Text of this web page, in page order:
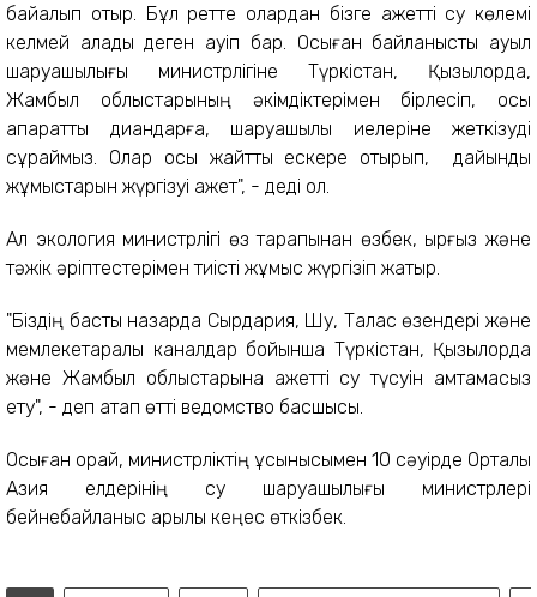
байқалып отыр. Бұл ретте олардан бізге қажетті су көлемі
келмей қалады деген қауіп бар. Осыған байланысты ауыл
шаруашылығы министрлігіне Түркістан, Қызылорда,
Жамбыл облыстарының әкімдіктерімен бірлесіп, осы
ақпаратты диқандарға, шаруашылық иелеріне жеткізуді
сұраймыз. Олар осы жайтты ескере отырып, дайындық
жұмыстарын жүргізуі қажет", - деді ол.
Ал экология министрлігі өз тарапынан өзбек, қырғыз және
тәжік әріптестерімен тиісті жұмыс жүргізіп жатыр.
"Біздің басты назарда Сырдария, Шу, Талас өзендері және
мемлекетаралық каналдар бойынша Түркістан, Қызылорда
және Жамбыл облыстарына қажетті су түсуін қамтамасыз
ету", - деп атап өтті ведомство басшысы.
Осыған орай, министрліктің ұсынысымен 10 сәуірде Орталық
Азия елдерінің су шаруашылығы министрлері
бейнебайланыс арқылы кеңес өткізбек.